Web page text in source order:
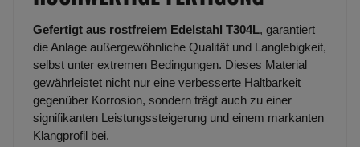
Gefertigt aus rostfreiem Edelstahl T304L, garantiert
die Anlage außergewöhnliche Qualität und Langlebigkeit,
selbst unter extremen Bedingungen. Dieses Material
gewährleistet nicht nur eine verbesserte Haltbarkeit
gegenüber Korrosion, sondern trägt auch zu einer
signifikanten Leistungssteigerung und einem markanten
Klangprofil bei.